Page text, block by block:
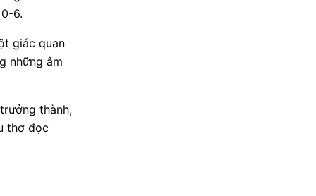
6.
giác quan
những âm
thành,
thơ đọc